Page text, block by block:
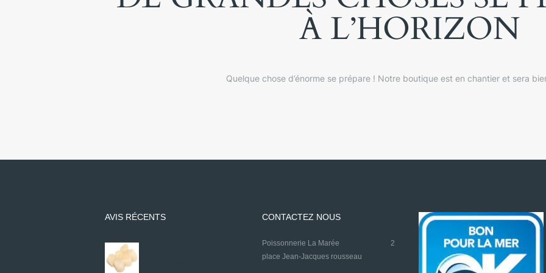
À L’HORIZON
Quelque chose d’énorme se prépare ! Notre boutique est en chantier et sera
AVIS RÉCENTS CONTACTEZ NOUS
Poissonnerie La Marée 2
place Jean-Jacques rousseau